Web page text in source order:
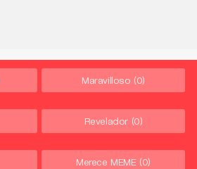
Maravilloso (0)
Revelador (0)
Merece MEME (0)